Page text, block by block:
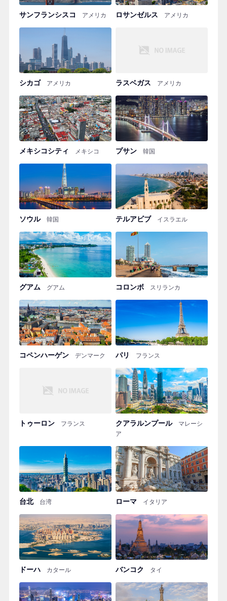
サンフランシスコ アメリカ ロサンゼルス アメリカ
シカゴ アメリカ ラスベガス アメリカ
メキシコシティ メキシコ プサン 韓国
ソウル 韓国 テルアビブ イスラエル
グアム グアム コロンボ スリランカ
コペンハーゲン デンマーク パリ フランス
トゥーロン フランス クアラルンプール
マレーシ
ア
台北 台湾 ローマ イタリア
ドーハ カタール バンコク タイ